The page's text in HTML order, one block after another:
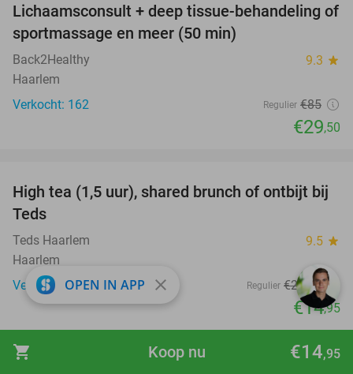
shopping_cart €14,95
Koop nu
65%
Lichaamsconsult + deep tissue-behandeling of
sportmassage en meer (50 min)
Back2Healthy 9.3 star
Haarlem
Verkocht: 162
Regulier €85
€29,50
35%
High tea (1,5 uur), shared brunch of ontbijt bij
Teds
Teds Haarlem 9.5 star
Haarlem
Verkocht: 595
Regulier €22,95
€14,95
favorite_border
OPEN IN APP close